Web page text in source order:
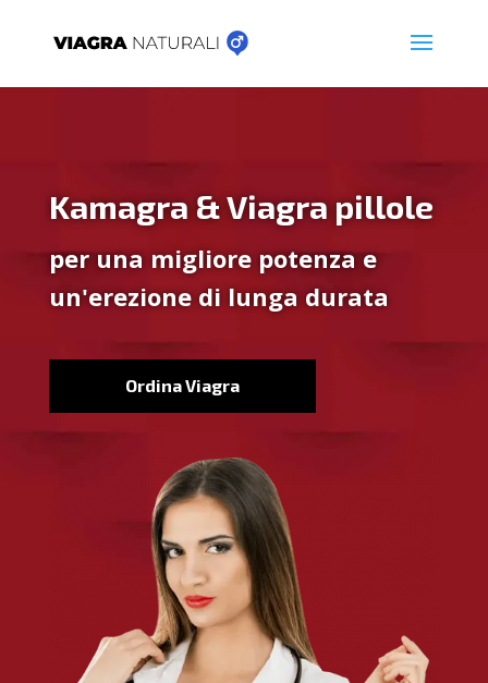
Kamagra & Viagra pillole
per una migliore potenza e
un'erezione di lunga durata
Ordina Viagra